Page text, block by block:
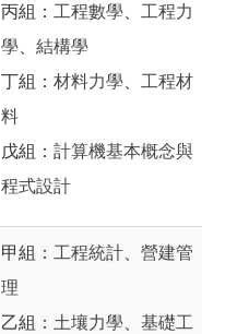
丙組： 工程數學
工程力
學
結構學
丁組： 材料力學
工程材
料
戊組： 計算機基本概念與
程式設計
甲組： 工程統計
營建管
理
乙組： 土壤力學
基礎工